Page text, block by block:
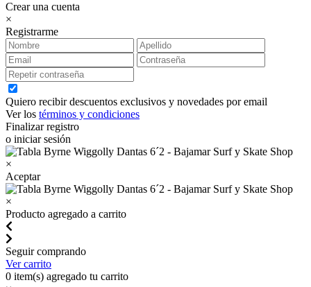
Crear una cuenta
×
Registrarme
Quiero recibir descuentos exclusivos y novedades por email
Ver los términos y condiciones
Finalizar registro
o iniciar sesión
×
Aceptar
×
Producto agregado a carrito
Seguir comprando
Ver carrito
0 item(s) agregado tu carrito